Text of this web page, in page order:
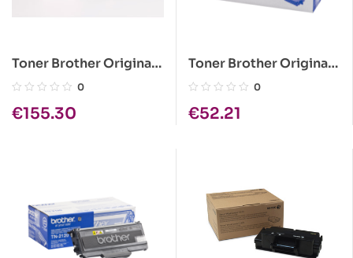
Toner Brother Original
TN-326Y Amarelo
0
€155.30
Toner Brother Original
TN-2210
0
€52.21